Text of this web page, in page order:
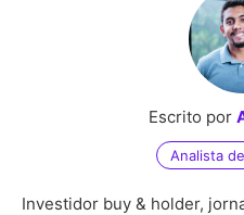
Escrito por
Analista
Investidor buy & holder,